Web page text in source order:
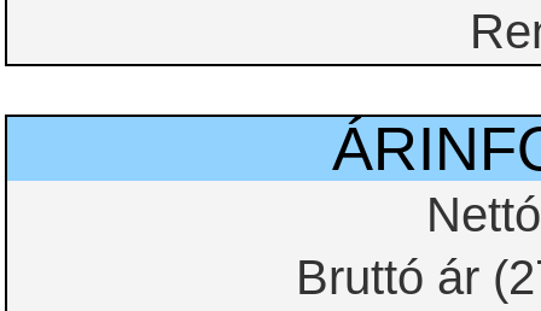
Bruttó ár